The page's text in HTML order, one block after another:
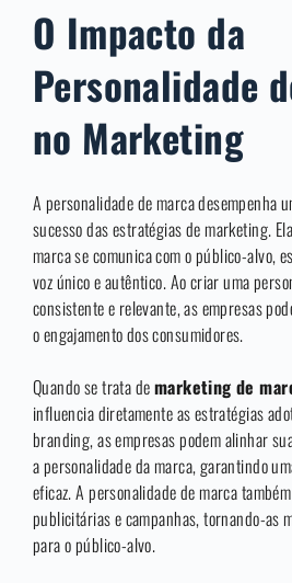
O Impacto da
Personalidade
no Marketing
A personalidade de marca desempenha
sucesso das estratégias de marketing.
marca se comunica com o público-alvo,
voz único e autêntico. Ao criar uma
consistente e relevante, as empresas
o engajamento dos consumidores.
Quando se trata demarketing de
influencia diretamente as estratégias
branding, as empresas podem alinhar
a personalidade da marca, garantindo
eficaz. A personalidade de marca
publicitárias e campanhas, tornando-as
para o público-alvo.